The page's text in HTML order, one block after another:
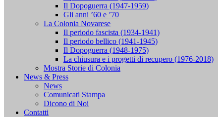
Il Dopoguerra (1947-1959)
Gli anni ’60 e ’70
La Colonia Novarese
Il periodo fascista (1934-1941)
Il periodo bellico (1941-1945)
Il Dopoguerra (1948-1975)
La chiusura e i progetti di recupero (1976-2018)
Mostra Storie di Colonia
News & Press
News
Comunicati Stampa
Dicono di Noi
Contatti